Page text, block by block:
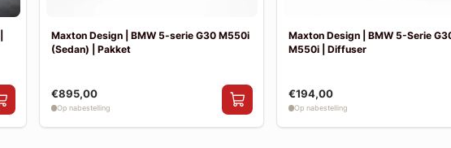
Maxton Design | BMW 5-serie G30 M550i
(Sedan) | Pakket
€895,00
Op nabestelling
Maxton Design | BMW 5-Serie
M550i | Diffuser
€194,00
Op nabestelling